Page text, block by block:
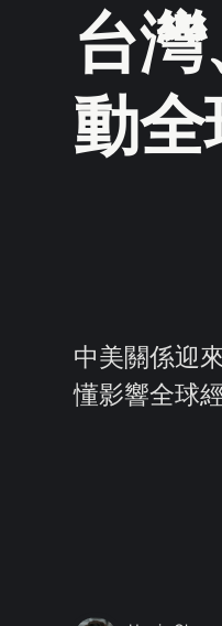
台
動
中美關係迎
懂影響全球